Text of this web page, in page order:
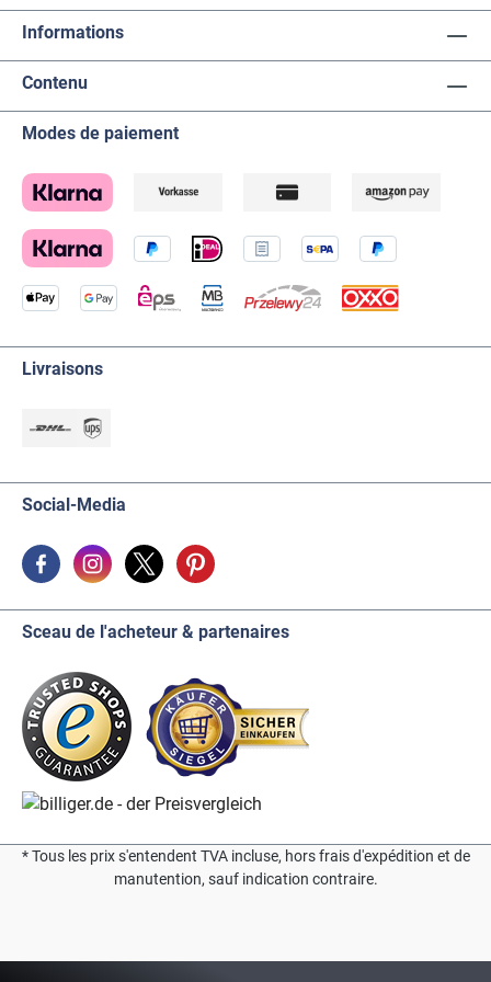
Informations
Contenu
Modes de paiement
Livraisons
Social-Media
Sceau de l'acheteur & partenaires
* Tous les prix s'entendent TVA incluse, hors frais d'expédition et de
manutention, sauf indication contraire.